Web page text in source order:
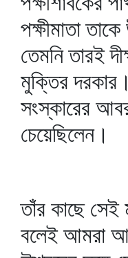
পক্ষীমাতা
তেমনি তারই
মুক্তির
সংস্কারের
চেয়েছিলেন।
তাঁর কাছে সেই
বলেই আমরা